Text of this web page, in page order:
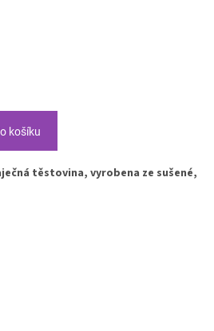
košíku
těstovina, vyrobena ze sušené,